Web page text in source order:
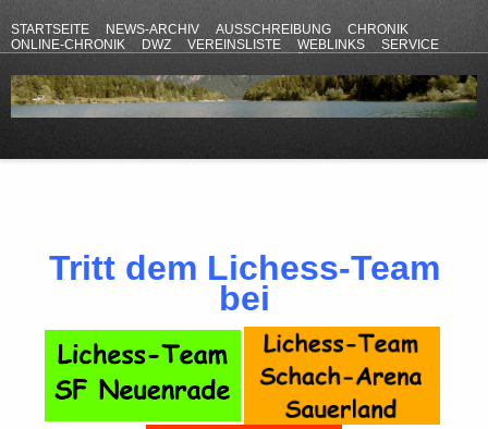
STARTSEITE NEWS-ARCHIV AUSSCHREIBUNG
CHRONIK
ONLINE-CHRONIK
DWZ VEREINSLISTE WEBLINKS
SERVICE
Tritt dem Lichess-Team
bei